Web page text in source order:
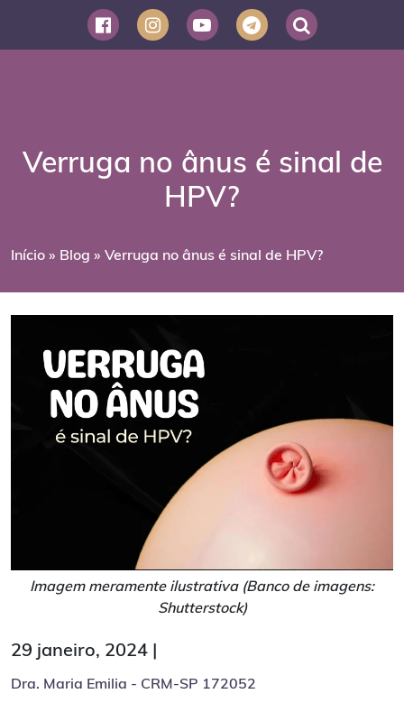
Verruga no ânus é sinal de
HPV?
Início » Blog » Verruga no ânus é sinal de HPV?
Imagem meramente ilustrativa (Banco de imagens:
Shutterstock)
29 janeiro, 2024 |
Dra. Maria Emilia - CRM-SP 172052